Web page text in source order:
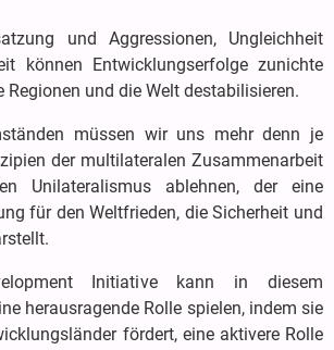
und Aggressionen, Ungleichheit
können Entwicklungserfolge zunichte
Regionen und die Welt destabilisieren.
müssen wir uns mehr denn je
der multilateralen Zusammenarbeit
Unilateralismus ablehnen, der eine
für den Weltfrieden, die Sicherheit und
Initiative kann in diesem
herausragende Rolle spielen, indem sie
fördert, eine aktivere Rolle